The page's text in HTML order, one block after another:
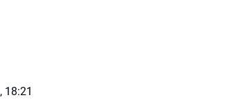
18:21